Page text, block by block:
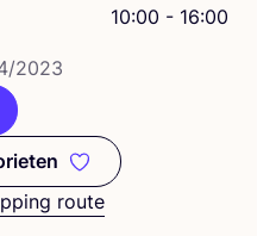
10:00 - 16:00
/2023
aan favorieten
route